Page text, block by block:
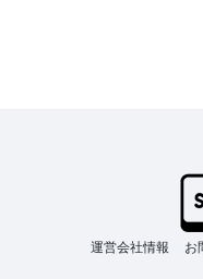
運営会社情報 お